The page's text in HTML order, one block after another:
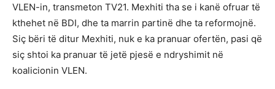
VLEN-in, transmeton TV21. Mexhiti tha se i kanë ofruar të
kthehet në BDI, dhe ta marrin partinë dhe ta reformojnë.
Siç bëri të ditur Mexhiti, nuk e ka pranuar ofertën, pasi që
siç shtoi ka pranuar të jetë pjesë e ndryshimit në
koalicionin VLEN.